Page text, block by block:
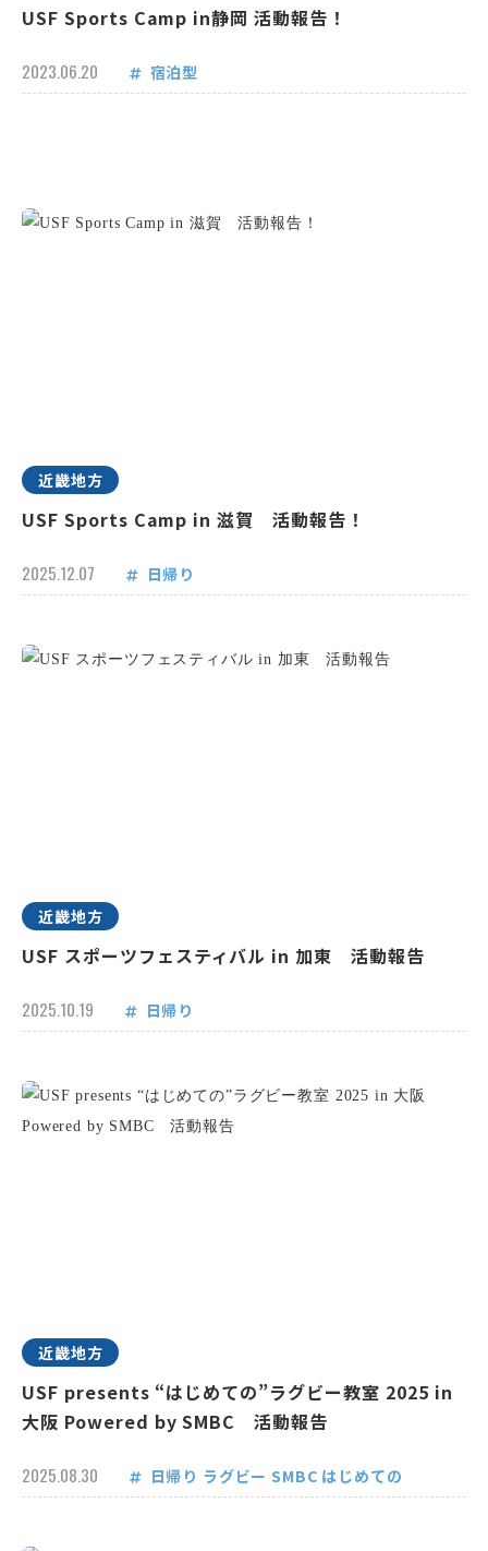
USF Sports Camp in静岡 活動報告！
2023.06.20 宿泊型
近畿地方
USF Sports Camp in 滋賀 活動報告！
2025.12.07 日帰り
近畿地方
USF スポーツフェスティバル in 加東 活動報告
2025.10.19 日帰り
近畿地方
USF presents “はじめての”ラグビー教室 2025 in
大阪 Powered by SMBC 活動報告
2025.08.30 日帰り ラグビー SMBC はじめての